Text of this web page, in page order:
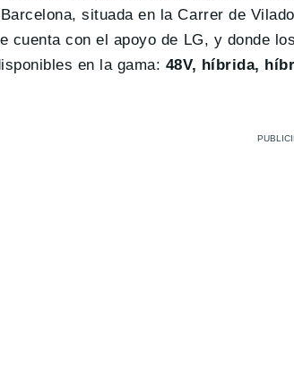
situada en la Carrer de
cuenta con el apoyo de LG, y donde
en la gama: 48V, híbrida,